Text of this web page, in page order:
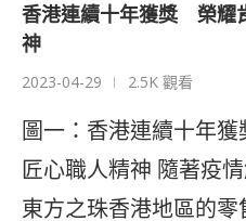
香港連續十年獲獎 榮耀
神
2023-04-29 2.5K 觀看
圖一：香港連續十年
匠心職人精神 隨著疫
東方之珠香港地區的